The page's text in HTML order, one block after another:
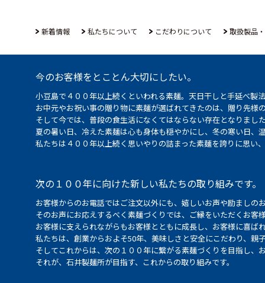
新着情報 私たちについて こだわりについて 取扱製品
今のお客様をとことん大切にしたい。
小豆島で４００年以上続くといわれる素麺。天日干しと手延べ
お中元やお祝い事の贈り物に素麺が選ばれてきたのは、贈り先
そして今では、普段の食生活になくてはならない存在となりまし
夏の暑い日、冷えた素麺は心も身体も穏やかにし、冬の寒い日
私たちは４００年以上続く思いやりの詰まった素麺を誇りに思
次の１００年に向けた新しい私たちの取り組みです。
お客様からのお電話ではご注文以外にも、嬉しいお声や励まし
そのお声にお応えするべく素麺づくりでは、ご縁をいただくお
お客様に支えられながらもお客様とともに成長し、お客様に喜ば
私たちは、創業からおよそ50年、美味しさと安全にこだわり、
そしてこれからは、次の１００年に繋がる素麺づくりを目指し
それが、石井製麺所が目指す、これからの取り組みです。